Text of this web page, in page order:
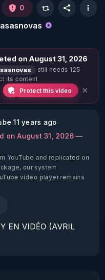
0
on August 31, 2026
still needs 125
its content
Protect this video
11 years ago
on August 31, 2026 —
YouTube and replicated on
our system
video player remains
EN VIDÉO (AVRIL